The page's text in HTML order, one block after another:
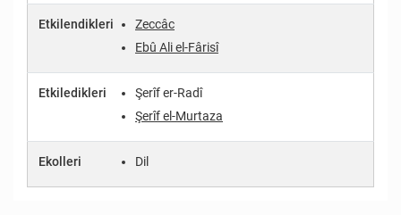
Etkilendikleri
Zeccâc
Ebû Ali el-Fârisî
Etkiledikleri
Şerîf er-Radî
Şerîf el-Murtaza
Ekolleri Dil